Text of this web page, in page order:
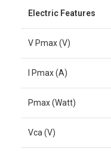
Electric Features
V Pmax (V)
I Pmax (A)
Pmax (Watt)
Vca (V)